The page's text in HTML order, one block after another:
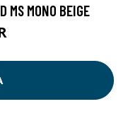
MS MONO BEIGE